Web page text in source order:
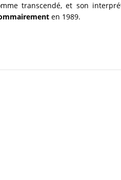
transcendé, et son
en 1989.